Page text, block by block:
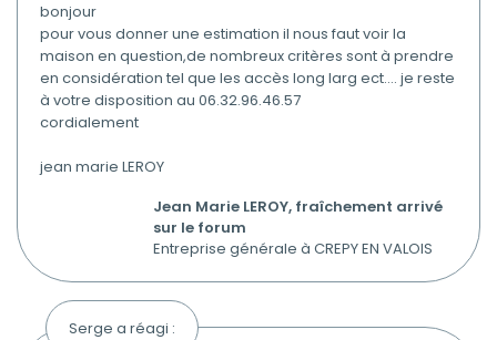
bonjour
pour vous donner une estimation il nous faut voir la
maison en question,de nombreux critères sont à prendre
en considération tel que les accès long larg ect.... je reste
à votre disposition au 06.32.96.46.57
cordialement
jean marie LEROY
Jean Marie LEROY, fraîchement arrivé
sur le forum
Entreprise générale à CREPY EN VALOIS
Serge a réagi :